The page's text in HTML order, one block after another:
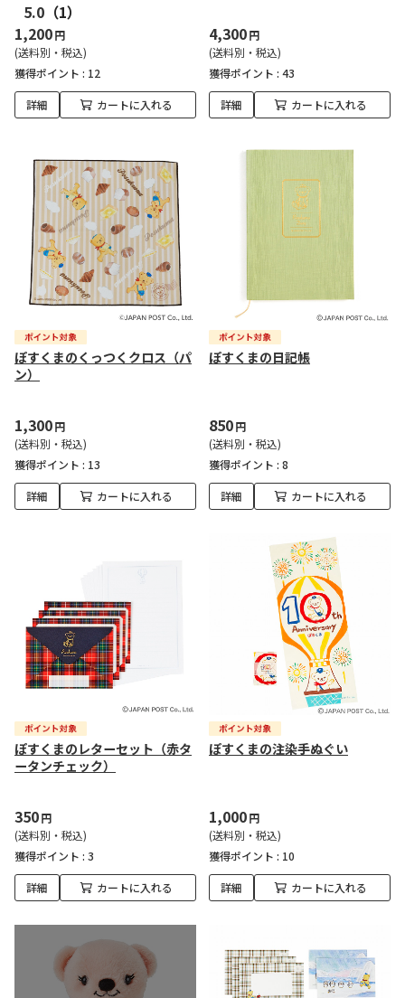
5.0 （1）
1,200円
(送料別・税込)
獲得ポイント : 12
詳細 カートに入れる
4,300円
(送料別・税込)
獲得ポイント : 43
詳細 カートに入れる
ぽすくまのくっつくクロス（パ
ン）
1,300円
(送料別・税込)
獲得ポイント : 13
詳細 カートに入れる
ぽすくまの日記帳
850円
(送料別・税込)
獲得ポイント : 8
詳細 カートに入れる
ぽすくまのレターセット（赤タ
ータンチェック）
350円
(送料別・税込)
獲得ポイント : 3
詳細 カートに入れる
ぽすくまの注染手ぬぐい
1,000円
(送料別・税込)
獲得ポイント : 10
詳細 カートに入れる